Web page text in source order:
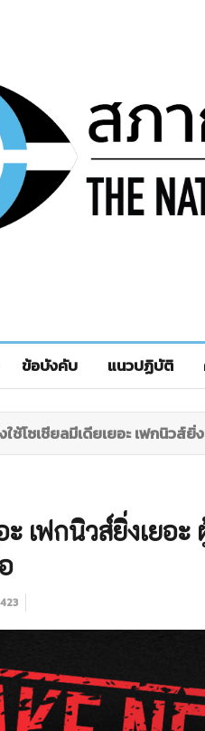
ข้อบังคับ แนวปฏิบัติ
ใช้โซเชียลมีเดียเยอะ เฟกนิว
ะ เฟกนิวส์ยิ่งเยอ